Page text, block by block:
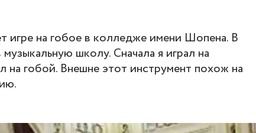
игре на гобое в колледже имени Шопена. В
школу. Сначала я играл на
на гобой. Внешне этот инструмент похож на